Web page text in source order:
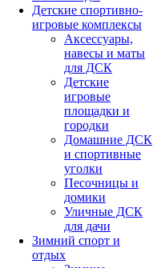
Детские спортивно-
игровые комплексы
Аксессуары,
навесы и маты
для ДСК
Детские
игровые
площадки и
городки
Домашние ДСК
и спортивные
уголки
Песочницы и
домики
Уличные ДСК
для дачи
Зимний спорт и
отдых